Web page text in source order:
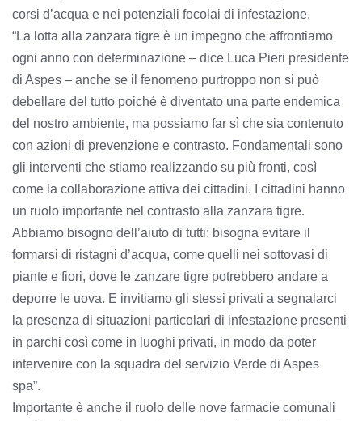
corsi d’acqua e nei potenziali focolai di infestazione.
“La lotta alla zanzara tigre è un impegno che affrontiamo
ogni anno con determinazione – dice Luca Pieri presidente
di Aspes – anche se il fenomeno purtroppo non si può
debellare del tutto poiché è diventato una parte endemica
del nostro ambiente, ma possiamo far sì che sia contenuto
con azioni di prevenzione e contrasto. Fondamentali sono
gli interventi che stiamo realizzando su più fronti, così
come la collaborazione attiva dei cittadini. I cittadini hanno
un ruolo importante nel contrasto alla zanzara tigre.
Abbiamo bisogno dell’aiuto di tutti: bisogna evitare il
formarsi di ristagni d’acqua, come quelli nei sottovasi di
piante e fiori, dove le zanzare tigre potrebbero andare a
deporre le uova. E invitiamo gli stessi privati a segnalarci
la presenza di situazioni particolari di infestazione presenti
in parchi così come in luoghi privati, in modo da poter
intervenire con la squadra del servizio Verde di Aspes
spa”.
Importante è anche il ruolo delle nove farmacie comunali